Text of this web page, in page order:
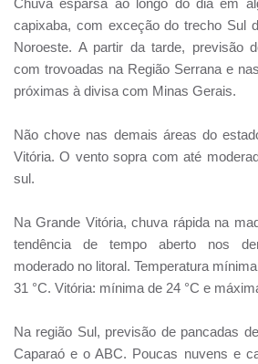
capixaba, com exceção do trecho Sul
Noroeste. A partir da tarde, previsão
com trovoadas na Região Serrana e
próximas à divisa com Minas Gerais.
Não chove nas demais áreas do
Vitória. O vento sopra com até
sul.
Na Grande Vitória, chuva rápida na
tendência de tempo aberto nos
moderado no litoral. Temperatura
31 °C. Vitória: mínima de 24 °C e
Na região Sul, previsão de pancadas
Caparaó e o ABC. Poucas nuvens e